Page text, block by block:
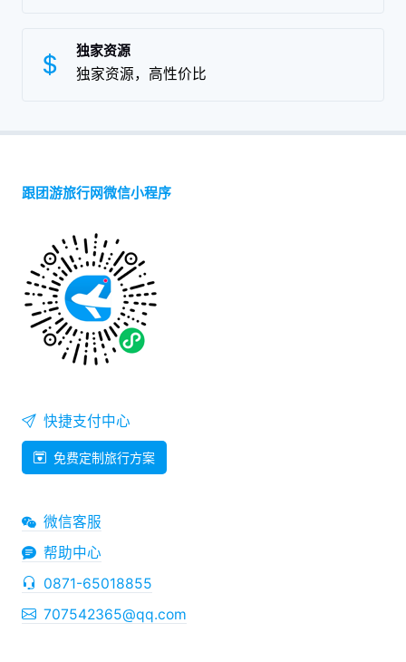
独家资源
独家资源，高性价比
跟团游旅行网微信小程序
快捷支付中心
免费定制旅行方案
微信客服
帮助中心
0871-65018855
707542365@qq.com